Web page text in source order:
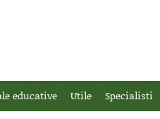
educative Utile Specialisti